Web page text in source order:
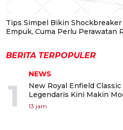
Tips Simpel Bikin Shockbreaker
Empuk, Cuma Perlu Perawatan
BERITA TERPOPULER
1
NEWS
New Royal Enfield
Legendaris Kini Makin
13 jam